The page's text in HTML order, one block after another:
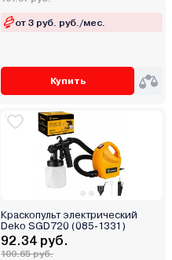
от 3 руб. руб./мес.
Купить
Краскопульт электрический
Deko SGD720 (085-1331)
92.34 руб.
100.65 руб.